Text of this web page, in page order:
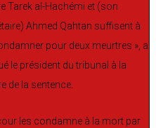
Tarek al-Hachémi et (son
Ahmed Qahtan suffisent à
pour deux meurtres », a
le président du tribunal à la
de la sentence.
les condamne à la mort par